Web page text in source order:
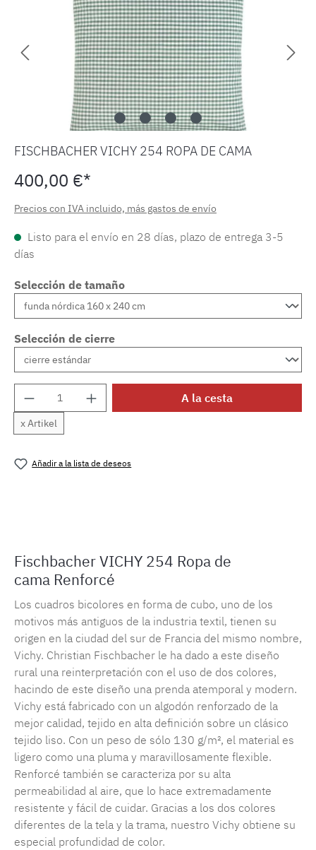
FISCHBACHER VICHY 254 ROPA DE CAMA
400,00 €*
Precios con IVA incluido, más gastos de envío
Listo para el envío en 28 días, plazo de entrega 3-5
días
Selección de tamaño
Selección de cierre
Cantidad del producto: introduce la
x Artikel
A la cesta
Añadir a la lista de deseos
Fischbacher VICHY 254 Ropa de
cama Renforcé
Los cuadros bicolores en forma de cubo, uno de los
motivos más antiguos de la industria textil, tienen su
origen en la ciudad del sur de Francia del mismo nombre,
Vichy. Christian Fischbacher le ha dado a este diseño
rural una reinterpretación con el uso de dos colores,
hacindo de este diseño una prenda atemporal y modern.
Vichy está fabricado con un algodón renforzado de la
mejor calidad, tejido en alta definición sobre un clásico
tejido liso. Con un peso de sólo 130 g/m², el material es
ligero como una pluma y maravillosamente flexible.
Renforcé también se caracteriza por su alta
permeabilidad al aire, que lo hace extremadamente
resistente y fácil de cuidar. Gracias a los dos colores
diferentes de la tela y la trama, nuestro Vichy obtiene su
especial profundidad de color.